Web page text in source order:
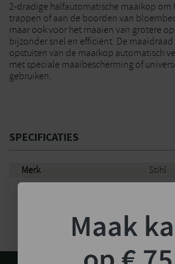
2-dradige halfautomatische maaikop
trappen of aan de boorden van
maar ook voor het maaien van grotere
bijzonder snel en efficiënt. De
opstuiten van de maaikop automatisch
met speciale maaibescherming of
gebruiken.
SPECIFICATIES
Merk Stihl
Maak